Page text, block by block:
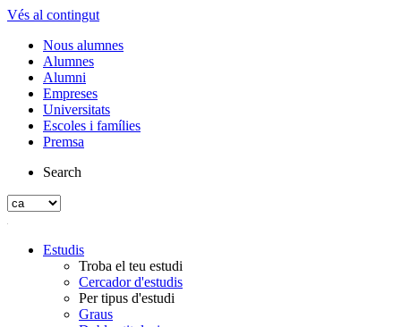
Vés al contingut
Nous alumnes
Alumnes
Alumni
Empreses
Universitats
Escoles i famílies
Premsa
Search
Estudis
Troba el teu estudi
Cercador d'estudis
Per tipus d'estudi
Graus